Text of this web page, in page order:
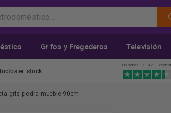
Grifos y Fregaderos Televisión
en stock
Opiniones 17.082 ·
gris piedra mueble 90cm